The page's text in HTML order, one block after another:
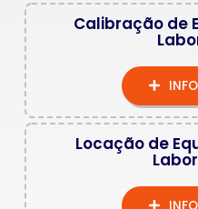
Calibração de
Locação de